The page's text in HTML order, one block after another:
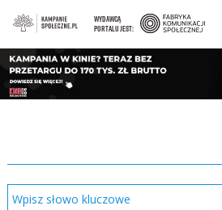
WYDAWCĄ
PORTALU JEST: